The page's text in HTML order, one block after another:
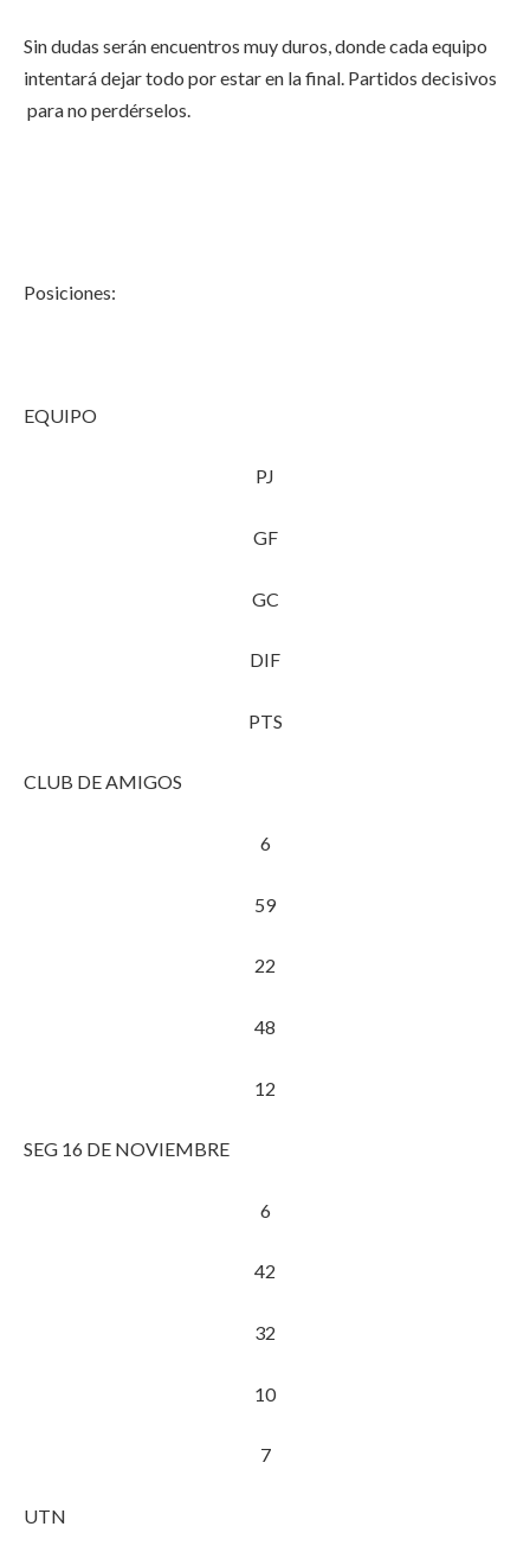
Sin dudas serán encuentros muy duros, donde cada equipo
intentará dejar todo por estar en la final. Partidos decisivos
para no perdérselos.
Posiciones:
EQUIPO
PJ
GF
GC
DIF
PTS
CLUB DE AMIGOS
6
59
22
48
12
SEG 16 DE NOVIEMBRE
6
42
32
10
7
UTN